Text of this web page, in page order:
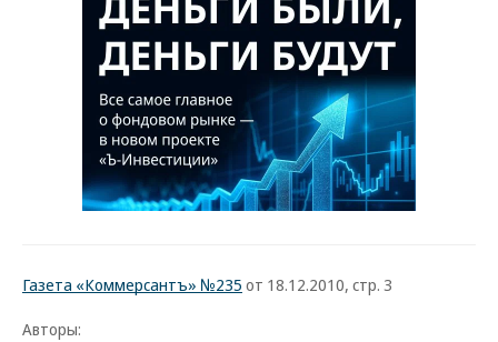
Газета «Коммерсантъ» №235 от 18.12.2010, стр. 3
Авторы: